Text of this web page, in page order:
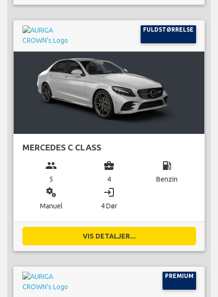
FULDSTØRRELSE
MERCEDES C CLASS
group
5
business_center
4
local_gas_station
Benzin
miscellaneous_services
Manuel
login
4 Dør
VIS DETALJER...
PREMIUM